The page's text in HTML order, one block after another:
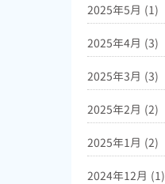
2025年5月 (1)
2025年4月 (3)
2025年3月 (3)
2025年2月 (2)
2025年1月 (2)
2024年12月 (1)